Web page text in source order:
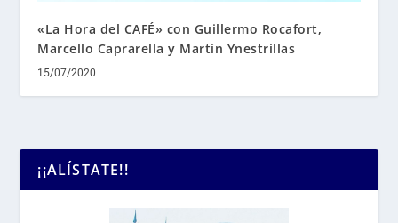
«La Hora del CAFÉ» con Guillermo Rocafort,
Marcello Caprarella y Martín Ynestrillas
15/07/2020
¡¡ALÍSTATE!!